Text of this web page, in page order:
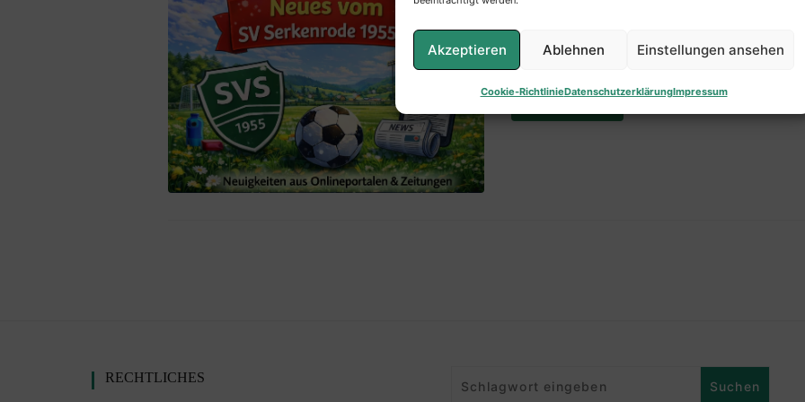
Akzeptieren Ablehnen Einstellungen ansehen
Cookie-RichtlinieDatenschutzerklärungImpressum
Presse
Schiedsrichter
Mitgliedschaft
SG Serkenrode/Fretter 3:1 (1:0) SF
Schmidt-Holthöfer, Marco Rademacher
RECHTLICHES